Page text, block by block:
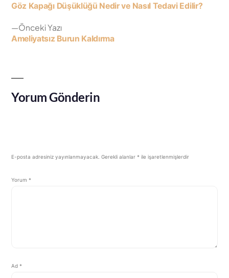
Önceki Yazı
Ameliyatsız Burun Kaldırma
Göz Kapağı Düşüklüğü Nedir ve Nasıl Tedavi Edilir?
Yorum Gönderin
E-posta adresiniz yayınlanmayacak. Gerekli alanlar * ile işaretlenmişlerdir
Yorum *
Ad *